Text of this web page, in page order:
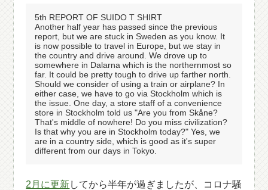
5th REPORT OF SUIDO T SHIRT
Another half year has passed since the previous
report, but we are stuck in Sweden as you know. It
is now possible to travel in Europe, but we stay in
the country and drive around. We drove up to
somewhere in Dalarna which is the northernmost so
far. It could be pretty tough to drive up farther north.
Should we consider of using a train or airplane? In
either case, we have to go via Stockholm which is
the issue. One day, a store staff of a convenience
store in Stockholm told us "Are you from Skåne?
That's middle of nowhere! Do you miss civilization?
Is that why you are in Stockholm today?" Yes, we
are in a country side, which is good as it's super
different from our days in Tokyo.
2月に更新してから半年が過ぎましたが、コロナ騒